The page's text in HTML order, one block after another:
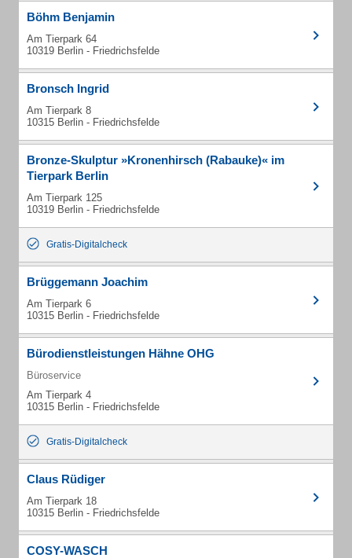
Böhm Benjamin
Am Tierpark 64
10319 Berlin - Friedrichsfelde
Bronsch Ingrid
Am Tierpark 8
10315 Berlin - Friedrichsfelde
Bronze-Skulptur »Kronenhirsch (Rabauke)« im
Tierpark Berlin
Am Tierpark 125
10319 Berlin - Friedrichsfelde
Gratis-Digitalcheck
Brüggemann Joachim
Am Tierpark 6
10315 Berlin - Friedrichsfelde
Bürodienstleistungen Hähne OHG
Büroservice
Am Tierpark 4
10315 Berlin - Friedrichsfelde
Gratis-Digitalcheck
Claus Rüdiger
Am Tierpark 18
10315 Berlin - Friedrichsfelde
COSY-WASCH